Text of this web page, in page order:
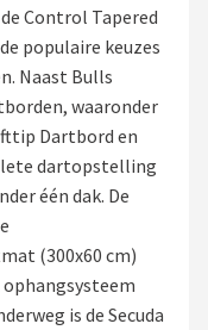
Control Tapered
populaire keuzes
Naast Bulls
waaronder
Dartbord en
dartopstelling
één dak. De
(300x60 cm)
is de Secuda